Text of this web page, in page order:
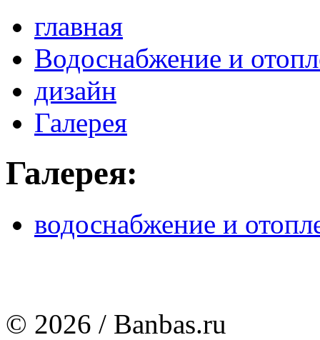
главная
Водоснабжение и
дизайн
Галерея
Галерея:
водоснабжение и
© 2026 / Banbas.ru